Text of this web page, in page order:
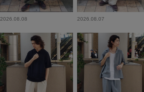
2026.08.08 2026.08.07